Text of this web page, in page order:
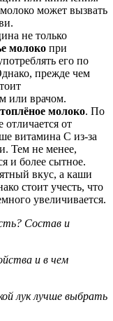
может вызвать
не только
молоко при
его по
прежде чем
или врачом.
топлёное молоко. По
отличается от
витамина С из-за
Тем не менее,
и более сытное.
вкус, а каши
стоит учесть, что
увеличивается.
Состав и
и в чем
лук лучше выбрать